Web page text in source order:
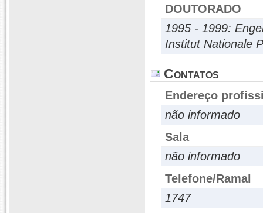
DOUTORADO
1995 - 1999:
Institut Nationale
Contatos
Endereço
não informado
Sala
não informado
Telefone/Ramal
1747